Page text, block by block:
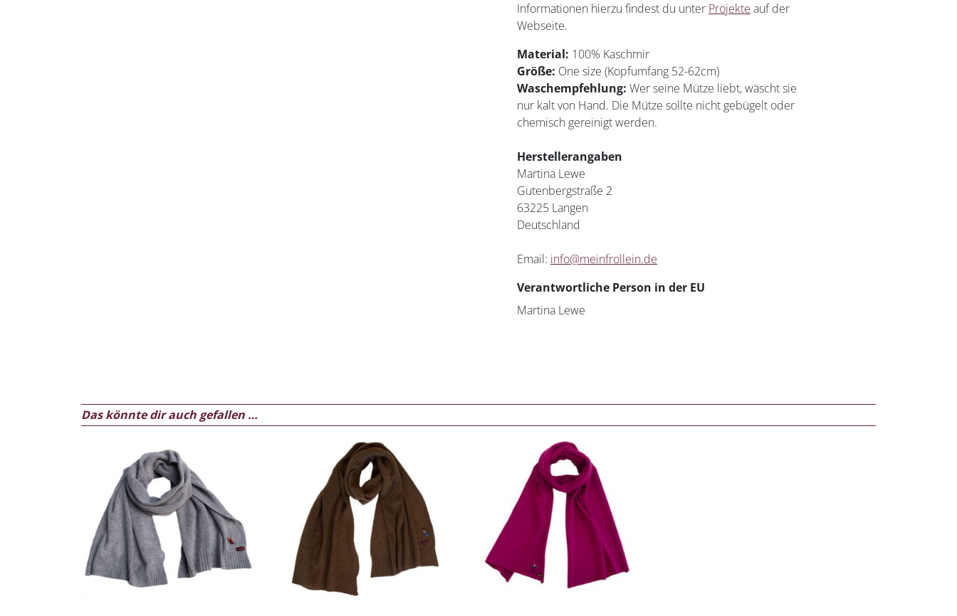
Informationen hierzu findest du unter Projekte auf der
Webseite.
Material: 100% Kaschmir
Größe: One size (Kopfumfang 52-62cm)
Waschempfehlung: Wer seine Mütze liebt, wäscht sie
nur kalt von Hand. Die Mütze sollte nicht gebügelt oder
chemisch gereinigt werden.
Herstellerangaben
Martina Lewe
Gutenbergstraße 2
63225 Langen
Deutschland
Email: info@meinfrollein.de
Verantwortliche Person in der EU
Martina Lewe
Das könnte dir auch gefallen …